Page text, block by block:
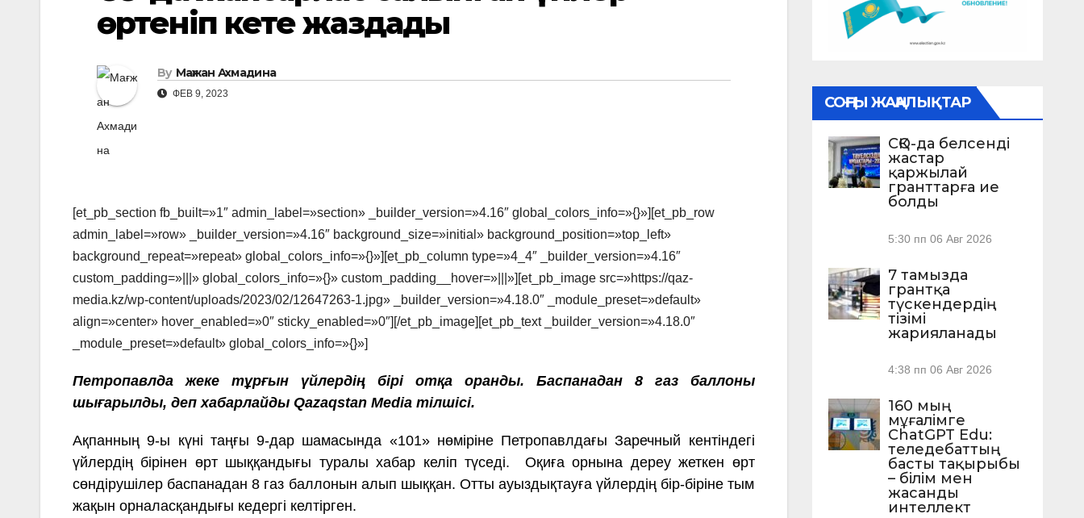
өртеніп кете жаздады
By Мағжан Ахмадина
ФЕВ 9, 2023
[et_pb_section fb_built=»1″ admin_label=»section» _builder_version=»4.16″ global_colors_info=»{}»][et_pb_row
admin_label=»row» _builder_version=»4.16″ background_size=»initial» background_position=»top_left»
background_repeat=»repeat» global_colors_info=»{}»][et_pb_column type=»4_4″ _builder_version=»4.16″
custom_padding=»|||» global_colors_info=»{}» custom_padding__hover=»|||»][et_pb_image src=»https://qaz-
media.kz/wp-content/uploads/2023/02/12647263-1.jpg» _builder_version=»4.18.0″ _module_preset=»default»
align=»center» hover_enabled=»0″ sticky_enabled=»0″][/et_pb_image][et_pb_text _builder_version=»4.18.0″
_module_preset=»default» global_colors_info=»{}»]
Петропавлда жеке тұрғын үйлердің бірі отқа оранды. Баспанадан 8 газ баллоны
шығарылды, деп хабарлайды Qazaqstan Media тілшісі.
Ақпанның 9-ы күні таңғы 9-дар шамасында «101» нөміріне Петропавлдағы Заречный кентіндегі
үйлердің бірінен өрт шыққандығы туралы хабар келіп түседі. Оқиға орнына дереу жеткен өрт
сөндірушілер баспанадан 8 газ баллонын алып шыққан. Отты ауыздықтауға үйлердің бір-біріне тым
жақын орналасқандығы кедергі келтірген.
СОҢҒЫ ЖАҢАЛЫҚТАР
СҚО-да белсенді
жастар
қаржылай
гранттарға ие
болды
5:30 пп 06 Авг 2026
7 тамызда
грантқа
түскендердің
тізімі
жарияланады
4:38 пп 06 Авг 2026
160 мың
мұғалімге
ChatGPT Edu:
теледебаттың
басты тақырыбы
– білім мен
жасанды
интеллект